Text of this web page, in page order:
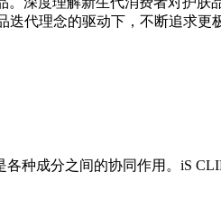
代理念的驱动下，不断追求
成分之间的协同作用。iS